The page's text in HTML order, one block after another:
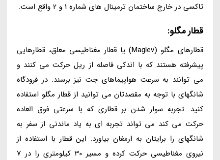
تاکسی در خارج ساختمان ترمینال های شماره 1 و 2 واقع است.
قطار مگلو:
قطارهای مگلو (Maglev) یا قطار مغناطیسی معلق، قطارهایی
پیشرفته هستند که با اندکی فاصله از ریل حرکت می کنند و
می توانند به سرعت هواپیماهای جت نیز برسند. در فرودگاه
شانگهای با توجه به مقصدتان می توانید از قطار مگلو استفاده
کنید. تجربه سوار شدن بر قطاری که با سرعتی فوق العاده
حرکت می کند می تواند تجربه ای به یاد ماندنی از سفر به
شانگهای را برایتان به ارمغان بیاورد. این قطار با استفاده از
نیروی مغناطیسی حرکت کرده و مسیر 30 کیلومتری را در 7